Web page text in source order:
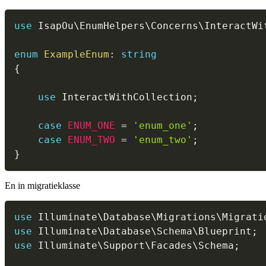
use IsapOu\EnumHelpers\Concerns\
enum ExampleEnum :
string
{
use InteractWithCollection ;
case ENUM_ONE = 'enum_one' ;
case
ENUM_TWO = 'enum_two' ;
}
En in migratieklasse
use Illuminate\Database\Migrations\
use
Illuminate\Database\Schema\Blueprint ;
use
Illuminate\Support\Facades\Schema ;